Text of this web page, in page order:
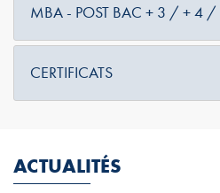
MBA - POST BAC + 3 / + 4 /
CERTIFICATS
ACTUALITÉS